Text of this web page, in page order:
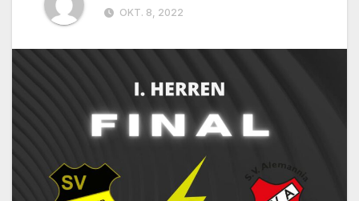
OKT. 8, 2022